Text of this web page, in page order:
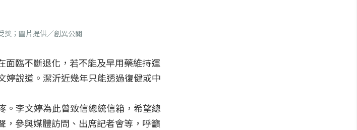
獎；圖片提供／創異公關
面臨不斷退化，若不能及早用藥維持運
婷說道。潔沂近幾年只能透過復健或中
。李文婷為此曾致信總統信箱，希望總
，參與媒體訪問、出席記者會等，呼籲